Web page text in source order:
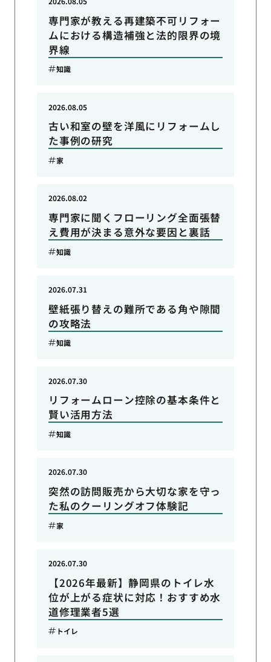
専門家が教える再建築不可リフォー
ムにおける構造補強と法的限界の境
界線
知識
古い和室の壁を洋風にリフォームし
た事例の研究
2026.08.05
家
専門家に聞くフローリング全面張替
え費用が決まる意外な要因と裏話
2026.08.02
知識
壁紙張り替えの難所である角や隙間
の攻略法
2026.07.31
知識
リフォームローン控除の基本条件と
賢い活用方法
2026.07.30
知識
突然の訪問販売から大切な家を守っ
た私のクーリングオフ体験記
2026.07.30
家
【2026年最新】静岡県のトイレ水
位が上がる症状に対応！おすすめ水
道修理業者5選
2026.07.30
トイレ